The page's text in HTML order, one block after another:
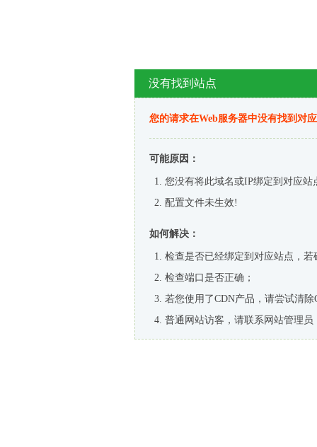
没有找到站点
您的请求在Web服务器中没有找到对
可能原因：
您没有将此域名或IP绑定到对应站
配置文件未生效!
如何解决：
检查是否已经绑定到对应站点，
检查端口是否正确；
若您使用了CDN产品，请尝试清除
普通网站访客，请联系网站管理员